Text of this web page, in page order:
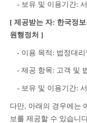
- 보유 및 이용기간:
[ 제공받는 자: 한국정
원행정처 ]
- 이용 목적: 법정대리
- 제공 항목: 고객 및
- 보유 및 이용기간:
다만, 아래의 경우에는
보를 제공할 수 있습니